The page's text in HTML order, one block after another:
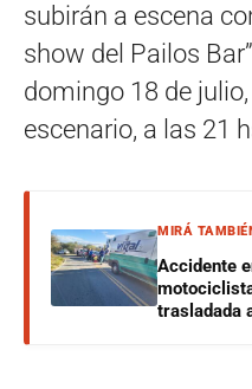
subirán a escena
show del Pailos
domingo 18 de
escenario, a las 21
MIRÁ
Accidente
trasladada